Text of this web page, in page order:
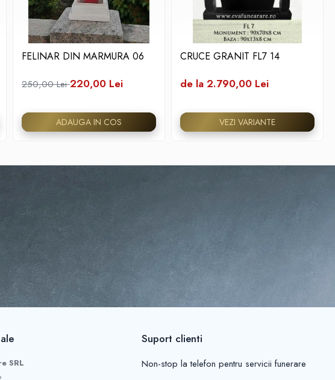
FELINAR DIN MARMURA 06
250,00 Lei220,00 Lei
ADAUGA IN COS
CRUCE GRANIT FL7 14
de la 2.790,00 Lei
VEZI VARIANTE
SRL
Suport clienti
Non-stop la telefon pentru servicii funerare